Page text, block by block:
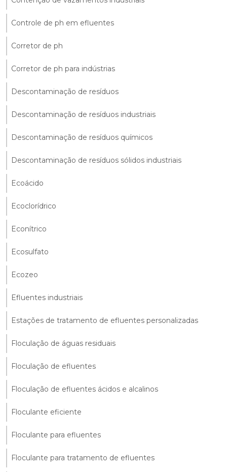
Controle de ph em efluentes
Corretor de ph
Corretor de ph para indústrias
Descontaminação de resíduos
Descontaminação de resíduos industriais
Descontaminação de resíduos químicos
Descontaminação de resíduos sólidos industriais
Ecoácido
Ecoclorídrico
Econítrico
Ecosulfato
Ecozeo
Efluentes industriais
Estações de tratamento de efluentes personalizadas
Floculação de águas residuais
Floculação de efluentes
Floculação de efluentes ácidos e alcalinos
Floculante eficiente
Floculante para efluentes
Floculante para tratamento de efluentes